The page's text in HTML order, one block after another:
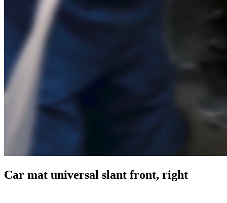
Car mat universal slant front, right